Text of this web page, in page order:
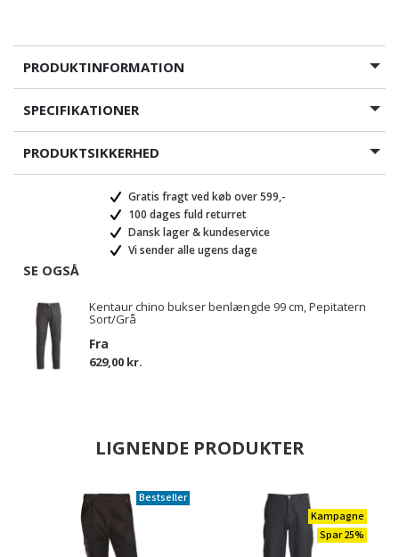
PRODUKTINFORMATION
SPECIFIKATIONER
PRODUKTSIKKERHED
Gratis fragt ved køb over 599,-
100 dages fuld returret
Dansk lager & kundeservice
Vi sender alle ugens dage
SE OGSÅ
Kentaur chino bukser benlængde 99 cm, Pepitatern
Sort/Grå
Fra
629,00 kr.
LIGNENDE PRODUKTER
Bestseller
Kampagne
Spar 25%